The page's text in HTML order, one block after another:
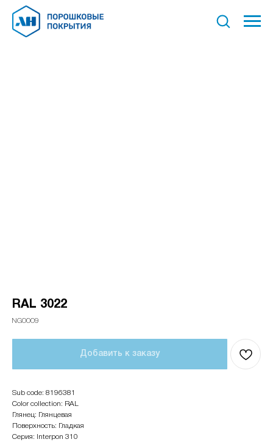
RAL 3022
NG0009
Добавить к заказу
Sub code: 8196381
Color collection: RAL
Глянец: Глянцевая
Поверхность: Гладкая
Серия: Interpon 310